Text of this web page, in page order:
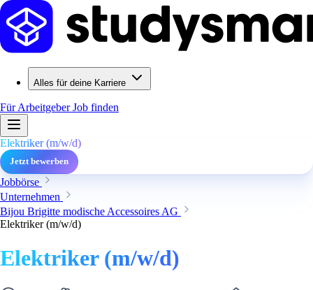
Alles für deine Karriere
Für ArbeitgeberJob finden
Elektriker (m/w/d)
Jetzt bewerben
Jobbörse
Unternehmen
Bijou Brigitte modische Accessoires AG
Elektriker (m/w/d)
Elektriker (m/w/d)